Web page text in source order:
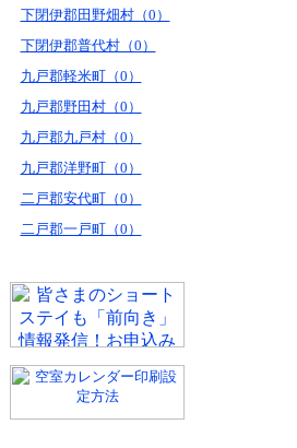
下閉伊郡田野畑村（0）
下閉伊郡普代村（0）
九戸郡軽米町（0）
九戸郡野田村（0）
九戸郡九戸村（0）
九戸郡洋野町（0）
二戸郡安代町（0）
二戸郡一戸町（0）